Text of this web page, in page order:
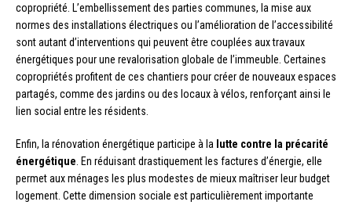
copropriété. L’embellissement des parties communes, la mise aux
normes des installations électriques ou l’amélioration de l’accessibilité
sont autant d’interventions qui peuvent être couplées aux travaux
énergétiques pour une revalorisation globale de l’immeuble. Certaines
copropriétés profitent de ces chantiers pour créer de nouveaux espaces
partagés, comme des jardins ou des locaux à vélos, renforçant ainsi le
lien social entre les résidents.
Enfin, la rénovation énergétique participe à la lutte contre la précarité
énergétique . En réduisant drastiquement les factures d’énergie, elle
permet aux ménages les plus modestes de mieux maîtriser leur budget
logement. Cette dimension sociale est particulièrement importante